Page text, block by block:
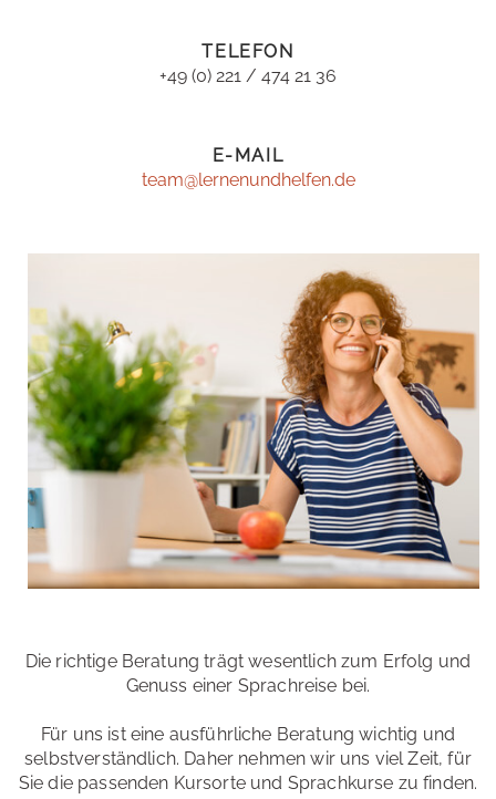
TELEFON
+49 (0) 221 / 474 21 36
E-MAIL
team@lernenundhelfen.de
Die richtige Beratung trägt wesentlich zum Erfolg und
Genuss einer Sprachreise bei.
Für uns ist eine ausführliche Beratung wichtig und
selbstverständlich. Daher nehmen wir uns viel Zeit, für
Sie die passenden Kursorte und Sprachkurse zu finden.